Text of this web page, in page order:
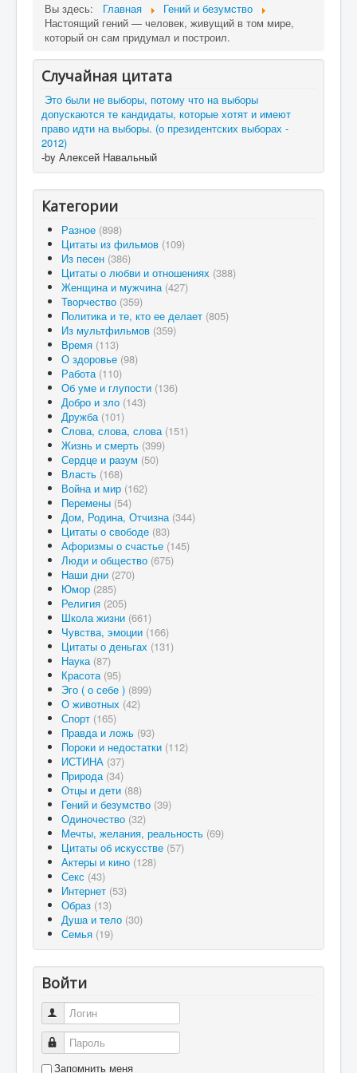
Вы здесь: Главная
Гений и безумство
Настоящий гений — человек, живущий в том мире,
который он сам придумал и построил.
Случайная цитата
Это были не выборы, потому что на выборы
допускаются те кандидаты, которые хотят и имеют
право идти на выборы. (о президентских выборах -
2012)
-by Алексей Навальный
Категории
Разное (898)
Цитаты из фильмов (109)
Из песен (386)
Цитаты о любви и отношениях (388)
Женщина и мужчина (427)
Творчество (359)
Политика и те, кто ее делает (805)
Из мультфильмов (359)
Время (113)
О здоровье (98)
Работа (110)
Об уме и глупости (136)
Добро и зло (143)
Дружба (101)
Слова, слова, слова (151)
Жизнь и смерть (399)
Сердце и разум (50)
Власть (168)
Война и мир (162)
Перемены (54)
Дом, Родина, Отчизна (344)
Цитаты о свободе (83)
Афоризмы о счастье (145)
Люди и общество (675)
Наши дни (270)
Юмор (285)
Религия (205)
Школа жизни (661)
Чувства, эмоции (166)
Цитаты о деньгах (131)
Наука (87)
Красота (95)
Эго ( о себе ) (899)
О животных (42)
Спорт (165)
Правда и ложь (93)
Пороки и недостатки (112)
ИСТИНА (37)
Природа (34)
Отцы и дети (88)
Гений и безумство (39)
Одиночество (32)
Мечты, желания, реальность (69)
Цитаты об искусстве (57)
Актеры и кино (128)
Секс (43)
Интернет (53)
Образ (13)
Душа и тело (30)
Семья (19)
Войти
Логин
Пароль
Запомнить меня